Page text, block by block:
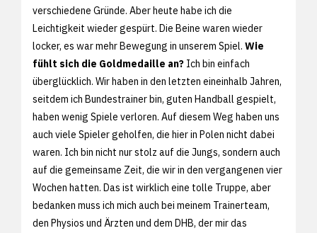
verschiedene Gründe. Aber heute habe ich die
Leichtigkeit wieder gespürt. Die Beine waren wieder
locker, es war mehr Bewegung in unserem Spiel. Wie
fühlt sich die Goldmedaille an? Ich bin einfach
überglücklich. Wir haben in den letzten eineinhalb Jahren,
seitdem ich Bundestrainer bin, guten Handball gespielt,
haben wenig Spiele verloren. Auf diesem Weg haben uns
auch viele Spieler geholfen, die hier in Polen nicht dabei
waren. Ich bin nicht nur stolz auf die Jungs, sondern auch
auf die gemeinsame Zeit, die wir in den vergangenen vier
Wochen hatten. Das ist wirklich eine tolle Truppe, aber
bedanken muss ich mich auch bei meinem Trainerteam,
den Physios und Ärzten und dem DHB, der mir das